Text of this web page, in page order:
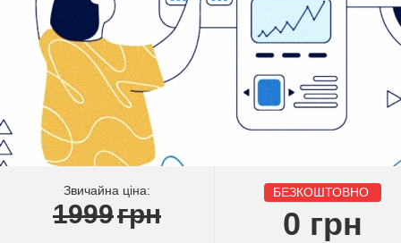
Звичайна ціна:
1999грн
БЕЗКОШТОВНО
0 грн